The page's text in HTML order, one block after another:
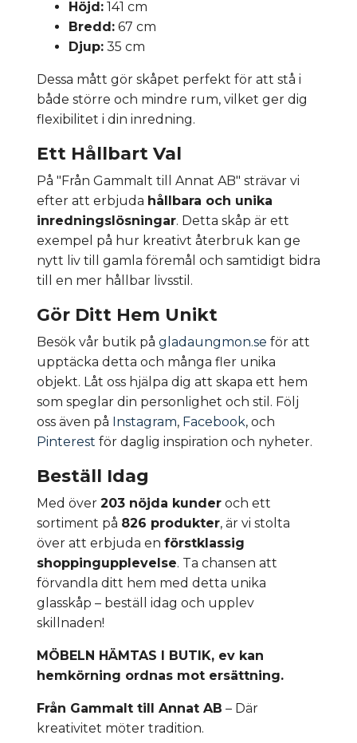
Höjd: 141 cm
Bredd: 67 cm
Djup: 35 cm
Dessa mått gör skåpet perfekt för att stå i
både större och mindre rum, vilket ger dig
flexibilitet i din inredning.
Ett Hållbart Val
På "Från Gammalt till Annat AB" strävar vi
efter att erbjuda hållbara och unika
inredningslösningar. Detta skåp är ett
exempel på hur kreativt återbruk kan ge
nytt liv till gamla föremål och samtidigt bidra
till en mer hållbar livsstil.
Gör Ditt Hem Unikt
Besök vår butik på gladaungmon.se för att
upptäcka detta och många fler unika
objekt. Låt oss hjälpa dig att skapa ett hem
som speglar din personlighet och stil. Följ
oss även på Instagram, Facebook, och
Pinterest för daglig inspiration och nyheter.
Beställ Idag
Med över 203 nöjda kunder och ett
sortiment på 826 produkter, är vi stolta
över att erbjuda en förstklassig
shoppingupplevelse. Ta chansen att
förvandla ditt hem med detta unika
glasskåp – beställ idag och upplev
skillnaden!
MÖBELN HÄMTAS I BUTIK, ev kan
hemkörning ordnas mot ersättning.
Från Gammalt till Annat AB – Där
kreativitet möter tradition.